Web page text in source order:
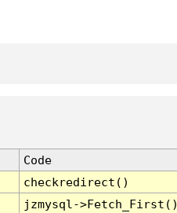
Code
checkredirect()
jzmysql-